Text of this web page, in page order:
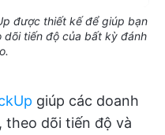
được thiết kế để giúp bạn
tiến độ của bất kỳ đánh
giúp các doanh
theo dõi tiến độ và